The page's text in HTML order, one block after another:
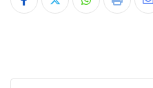
Whatsapp
Print